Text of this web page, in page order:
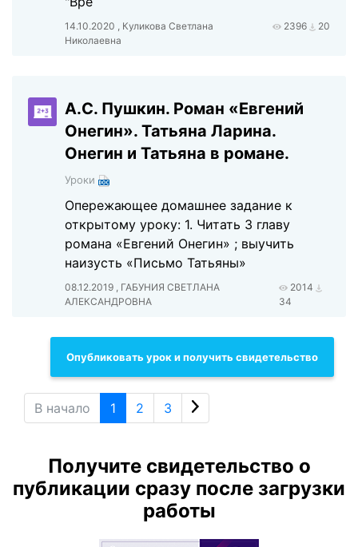
14.10.2020 , Куликова Светлана
Николаевна
2396 20
А.С. Пушкин. Роман «Евгений
Онегин». Татьяна Ларина.
Онегин и Татьяна в романе.
Уроки
Опережающее домашнее задание к
открытому уроку: 1. Читать 3 главу
романа «Евгений Онегин» ; выучить
наизусть «Письмо Татьяны»
08.12.2019 , ГАБУНИЯ СВЕТЛАНА
АЛЕКСАНДРОВНА
2014
34
Опубликовать урок и получить свидетельство
В начало 1 2 3
Получите свидетельство о
публикации сразу после загрузки
работы